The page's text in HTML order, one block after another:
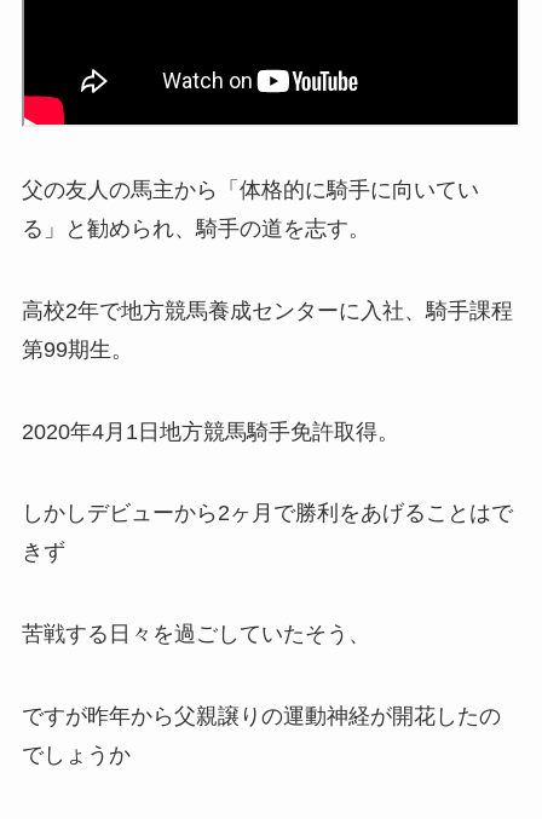
父の友人の馬主から「体格的に騎手に向いてい
る」と勧められ、騎手の道を志す。
高校2年で地方競馬養成センターに入社、 騎手課程
第99期生。
2020年4月1日地方競馬騎手免許取得。
しかしデビューから2ヶ月で勝利をあげることはで
きず
苦戦する日々を過ごしていたそう、
ですが昨年から父親譲りの運動神経が開花したの
でしょうか